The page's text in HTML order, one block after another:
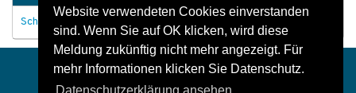
Website verwendeten Cookies einverstanden
sind. Wenn Sie auf OK klicken, wird diese
Meldung zukünftig nicht mehr angezeigt. Für
mehr Informationen klicken Sie Datenschutz.
Schachtbauwerke allgemein
Impressum Datenschutz Kontakt